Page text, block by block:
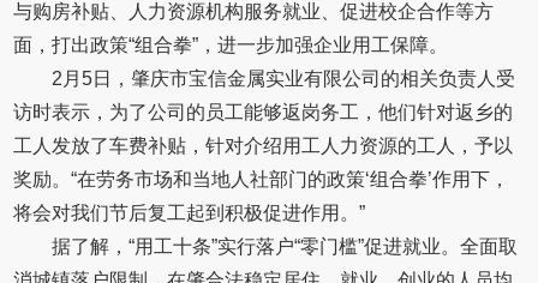
与购房补贴、人力资源机构服务就业、促进校企合作等方
面，打出政策“组合拳”，进一步加强企业用工保障。
2月5日，肇庆市宝信金属实业有限公司的相关负责人受
访时表示，为了公司的员工能够返岗务工，他们针对返乡的
工人发放了车费补贴，针对介绍用工人力资源的工人，予以
奖励。“在劳务市场和当地人社部门的政策‘组合拳’作用下，
将会对我们节后复工起到积极促进作用。”
据了解，“用工十条”实行落户“零门槛”促进就业。全面取